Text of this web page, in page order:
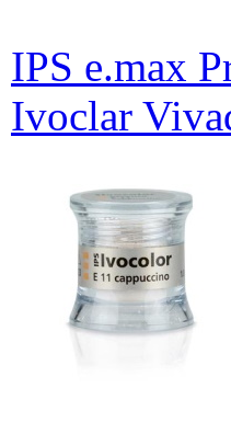
IPS e.max
Ivoclar